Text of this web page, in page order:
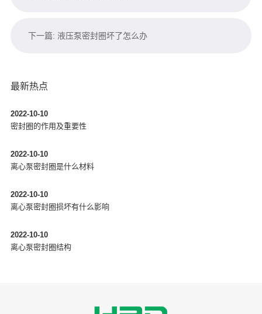
下一篇: 液压泵密封圈坏了怎么办
最新热点
2022-10-10
密封圈的作用及重要性
2022-10-10
离心泵密封圈是什么材料
2022-10-10
离心泵密封圈损坏有什么影响
2022-10-10
离心泵密封圈结构